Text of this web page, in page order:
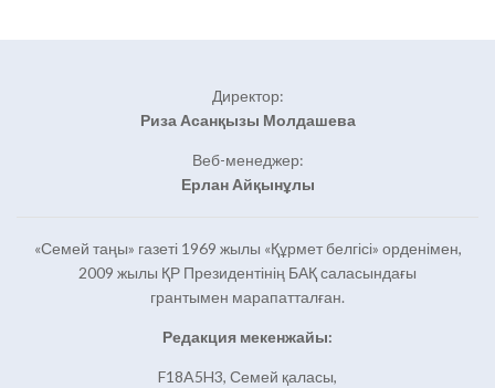
Директор:
Риза Асанқызы Молдашева
Веб-менеджер:
Ерлан Айқынұлы
«Семей таңы» газеті 1969 жылы «Құрмет белгісі» орденімен,
2009 жылы ҚР Президентінің БАҚ саласындағы
грантымен марапатталған.
Редакция мекенжайы:
F18A5H3, Семей қаласы,